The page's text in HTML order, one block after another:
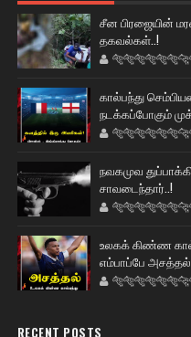
சீன பிரஜையின்
தகவல்கள்..!
கால்பந்து
நடக்கப்போகும்
நவகமுவ
சாவடைந்தார்..!
உலகக் கிண்ண
எம்பாப்பே
RECENT POSTS